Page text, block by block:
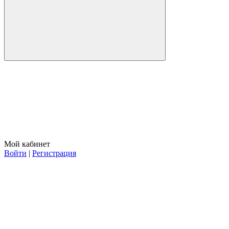
Мой кабинет
Войти | Регистрация